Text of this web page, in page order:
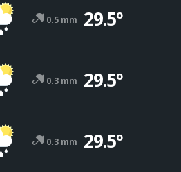
0.5 mm 29.5º
0.3 mm 29.5º
0.3 mm 29.5º